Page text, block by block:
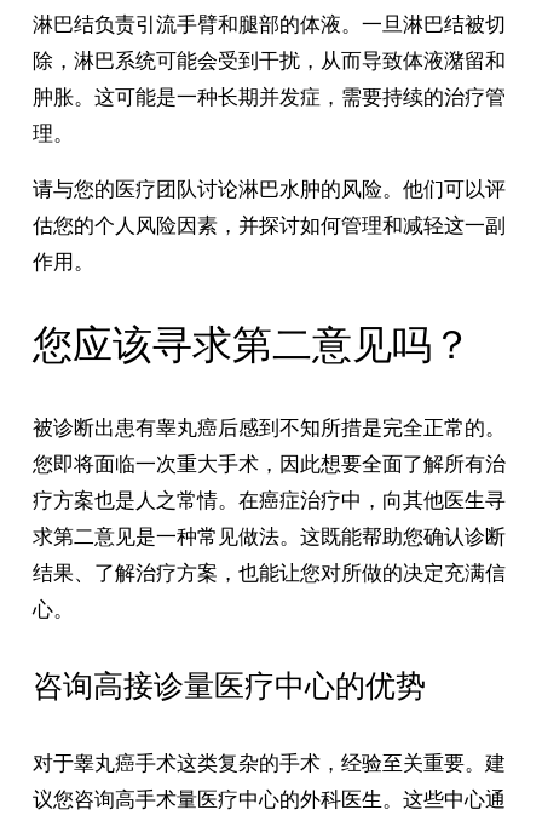
淋巴结负责引流手臂和腿部的体液。一旦淋巴结被切
除，淋巴系统可能会受到干扰，从而导致体液潴留和
肿胀。这可能是一种长期并发症，需要持续的治疗管
理。
请与您的医疗团队讨论淋巴水肿的风险。他们可以评
估您的个人风险因素，并探讨如何管理和减轻这一副
作用。
您应该寻求第二意见吗？
被诊断出患有睾丸癌后感到不知所措是完全正常的。
您即将面临一次重大手术，因此想要全面了解所有治
疗方案也是人之常情。在癌症治疗中，向其他医生寻
求第二意见是一种常见做法。这既能帮助您确认诊断
结果、了解治疗方案，也能让您对所做的决定充满信
心。
咨询高接诊量医疗中心的优势
对于睾丸癌手术这类复杂的手术，经验至关重要。建
议您咨询高手术量医疗中心的外科医生。这些中心通